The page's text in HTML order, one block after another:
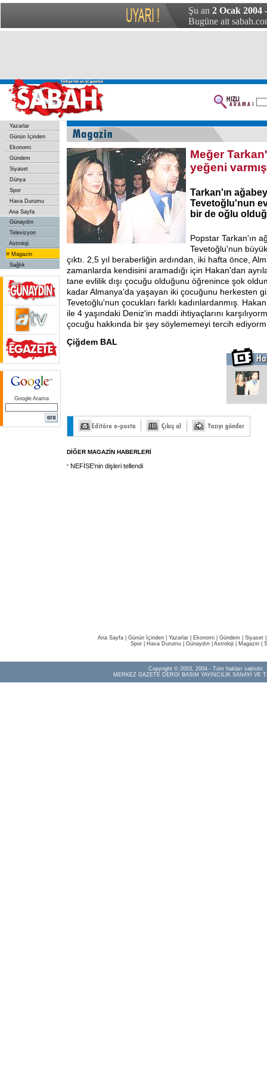
Şu an 2 Ocak 2004
Bugüne ait
Yazarlar
Günün İçinden
Ekonomi
Gündem
Siyaset
Dünya
Spor
Hava Durumu
Ana Sayfa
Günaydın
Televizyon
Astroloji
» Magazin
Sağlık
Google Arama
Meğer
yeğeni varmış
Tarkan'ın
Tevetoğlu'nun
bir de oğlu
Popstar Tarkan'ın
Tevetoğlu'nun büyük
çıktı. 2,5 yıl beraberliğin ardından, iki hafta önce,
zamanlarda kendisini aramadığı için Hakan'dan
tane evlilik dışı çocuğu olduğunu öğrenince şok
kadar Almanya'da yaşayan iki çocuğunu herkesten
Tevetoğlu'nun çocukları farklı kadınlardanmış.
ile 4 yaşındaki Deniz'in maddi ihtiyaçlarını
çocuğu hakkında bir şey söylememeyi tercih
Çiğdem BAL
DİĞER MAGAZİN HABERLERİ
NEFİSE'nin dişleri tellendi
Ana Sayfa| Günün İçinden| Yazarlar| Ekonomi| Gündem Siyaset
Spor| Hava Durumu| Günaydın| Astroloji| Magazin|
Copyright © 2003, 2004 - Tüm hakları saklıdır.
MERKEZ GAZETE DERGİ BASIM YAYINCILIK SANAYİ VE